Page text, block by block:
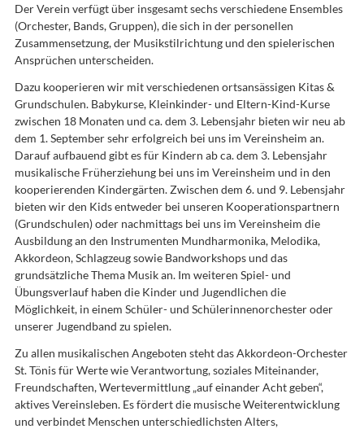
Der Verein verfügt über insgesamt sechs verschiedene Ensembles
(Orchester, Bands, Gruppen), die sich in der personellen
Zusammensetzung, der Musikstilrichtung und den spielerischen
Ansprüchen unterscheiden.
Dazu kooperieren wir mit verschiedenen ortsansässigen Kitas &
Grundschulen. Babykurse, Kleinkinder- und Eltern-Kind-Kurse
zwischen 18 Monaten und ca. dem 3. Lebensjahr bieten wir neu ab
dem 1. September sehr erfolgreich bei uns im Vereinsheim an.
Darauf aufbauend gibt es für Kindern ab ca. dem 3. Lebensjahr
musikalische Früherziehung bei uns im Vereinsheim und in den
kooperierenden Kindergärten. Zwischen dem 6. und 9. Lebensjahr
bieten wir den Kids entweder bei unseren Kooperationspartnern
(Grundschulen) oder nachmittags bei uns im Vereinsheim die
Ausbildung an den Instrumenten Mundharmonika, Melodika,
Akkordeon, Schlagzeug sowie Bandworkshops und das
grundsätzliche Thema Musik an. Im weiteren Spiel- und
Übungsverlauf haben die Kinder und Jugendlichen die
Möglichkeit, in einem Schüler- und Schülerinnenorchester oder
unserer Jugendband zu spielen.
Zu allen musikalischen Angeboten steht das Akkordeon-Orchester
St. Tönis für Werte wie Verantwortung, soziales Miteinander,
Freundschaften, Wertevermittlung „auf einander Acht geben“,
aktives Vereinsleben. Es fördert die musische Weiterentwicklung
und verbindet Menschen unterschiedlichsten Alters,